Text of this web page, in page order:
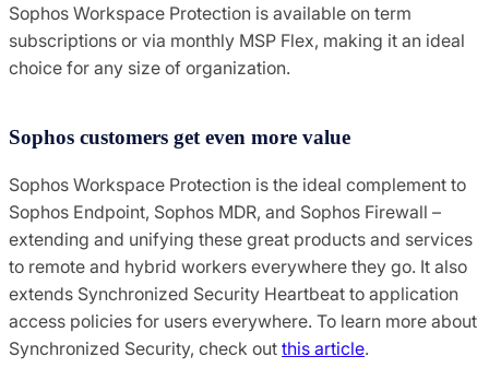
Sophos Workspace Protection is available on term
subscriptions or via monthly MSP Flex, making it an ideal
choice for any size of organization.
Sophos customers get even more value
Sophos Workspace Protection is the ideal complement to
Sophos Endpoint, Sophos MDR, and Sophos Firewall –
extending and unifying these great products and services
to remote and hybrid workers everywhere they go. It also
extends Synchronized Security Heartbeat to application
access policies for users everywhere. To learn more about
Synchronized Security, check out this article.